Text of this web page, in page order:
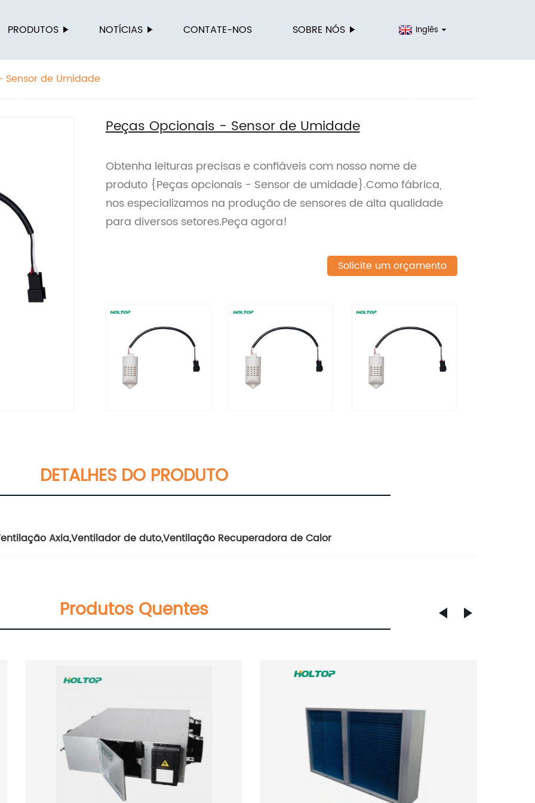
PRODUTOS NOTÍCIAS CONTATE-NOS SOBRE NÓS Inglês
Sensor de Umidade
Peças Opcionais - Sensor de Umidade
Obtenha leituras precisas e confiáveis ​​com nosso nome de
produto {Peças opcionais - Sensor de umidade}.Como fábrica,
nos especializamos na produção de sensores de alta qualidade
para diversos setores.Peça agora!
Solicite um orçamento
DETALHES DO PRODUTO
Axia,Ventilador de duto,Ventilação Recuperadora de Calor
Produtos Quentes